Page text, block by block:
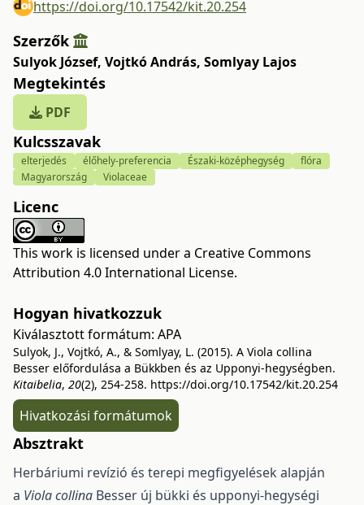
https://doi.org/10.17542/kit.20.254
Szerzők
Sulyok József, Vojtkó András, Somlyay Lajos
Megtekintés
PDF
Kulcsszavak
elterjedés élőhely-preferencia Északi-középhegység
flóra
Magyarország
Violaceae
Licenc
This work is licensed under a Creative Commons
Attribution 4.0 International License.
Hogyan hivatkozzuk
Kiválasztott formátum: APA
Sulyok, J., Vojtkó, A., & Somlyay, L. (2015). A Viola collina
Besser előfordulása a Bükkben és az Upponyi-hegységben.
Kitaibelia, 20(2), 254-258. https://doi.org/10.17542/kit.20.254
Hivatkozási formátumok
Absztrakt
Herbáriumi revízió és terepi megfigyelések alapján
a Viola collina Besser új bükki és upponyi-hegységi